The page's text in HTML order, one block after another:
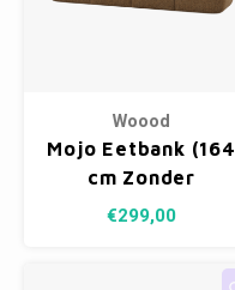
Woood
Mojo Eetbank (164
cm Zonder
Rugleuning) -
€299,00